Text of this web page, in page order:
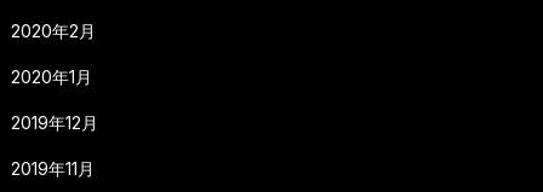
2020年2月
2020年1月
2019年12月
2019年11月